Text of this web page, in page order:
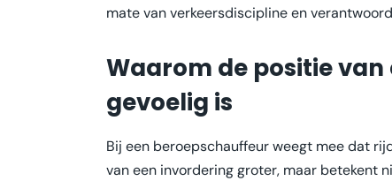
mate van verkeersdiscipline en
Waarom de positie
gevoelig is
Bij een beroepschauffeur weegt mee dat
van een invordering groter, maar betekent